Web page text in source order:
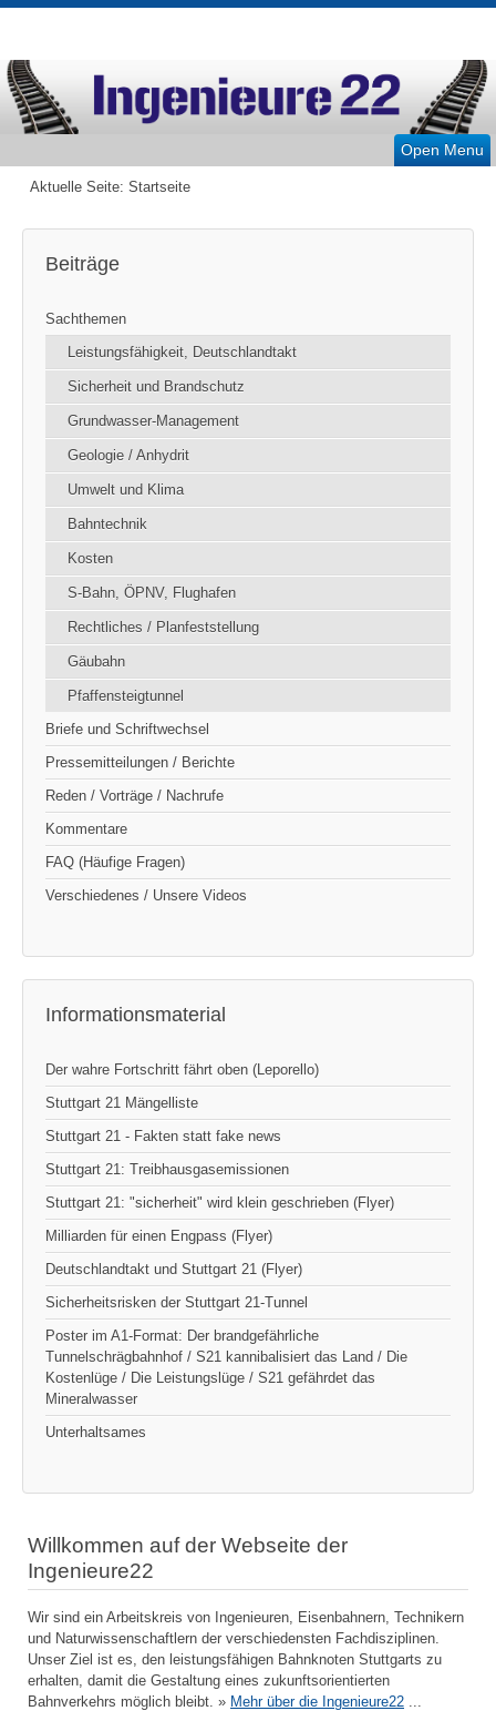
Open Menu
Aktuelle Seite: Startseite
Beiträge
Sachthemen
Leistungsfähigkeit, Deutschlandtakt
Sicherheit und Brandschutz
Grundwasser-Management
Geologie / Anhydrit
Umwelt und Klima
Bahntechnik
Kosten
S-Bahn, ÖPNV, Flughafen
Rechtliches / Planfeststellung
Gäubahn
Pfaffensteigtunnel
Briefe und Schriftwechsel
Pressemitteilungen / Berichte
Reden / Vorträge / Nachrufe
Kommentare
FAQ (Häufige Fragen)
Verschiedenes / Unsere Videos
Informationsmaterial
Der wahre Fortschritt fährt oben (Leporello)
Stuttgart 21 Mängelliste
Stuttgart 21 - Fakten statt fake news
Stuttgart 21: Treibhausgasemissionen
Stuttgart 21: "sicherheit" wird klein geschrieben (Flyer)
Milliarden für einen Engpass (Flyer)
Deutschlandtakt und Stuttgart 21 (Flyer)
Sicherheitsrisken der Stuttgart 21-Tunnel
Poster im A1-Format: Der brandgefährliche
Tunnelschrägbahnhof / S21 kannibalisiert das Land / Die
Kostenlüge / Die Leistungslüge / S21 gefährdet das
Mineralwasser
Unterhaltsames
Willkommen auf der Webseite der
Ingenieure22
Wir sind ein Arbeitskreis von Ingenieuren, Eisenbahnern, Technikern
und Naturwissenschaftlern der verschiedensten Fachdisziplinen.
Unser Ziel ist es, den leistungsfähigen Bahnknoten Stuttgarts zu
erhalten, damit die Gestaltung eines zukunftsorientierten
Bahnverkehrs möglich bleibt. » Mehr über die Ingenieure22